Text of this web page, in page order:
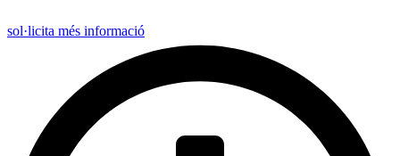
sol·licita més informació